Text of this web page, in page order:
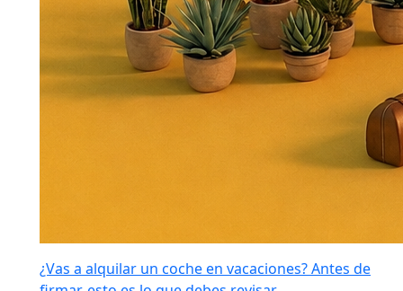
¿Vas a alquilar un coche en vacaciones? Antes de